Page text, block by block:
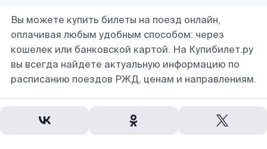
Вы можете купить билеты на поезд онлайн,
оплачивая любым удобным способом: через
кошелек или банковской картой. На Купибилет.ру
вы всегда найдете актуальную информацию по
расписанию поездов РЖД, ценам и направлениям.